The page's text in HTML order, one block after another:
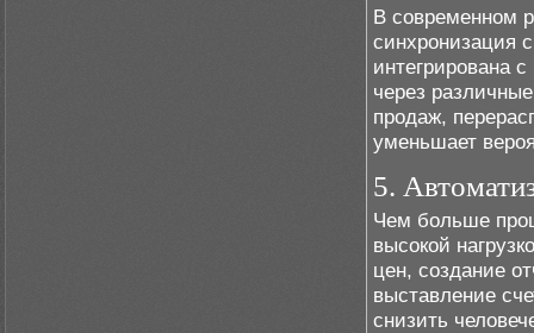
В современном
синхронизация
интегрирована
через
продаж,
уменьшает
5.
Чем больше
высокой
цен, создание
выставление
снизить